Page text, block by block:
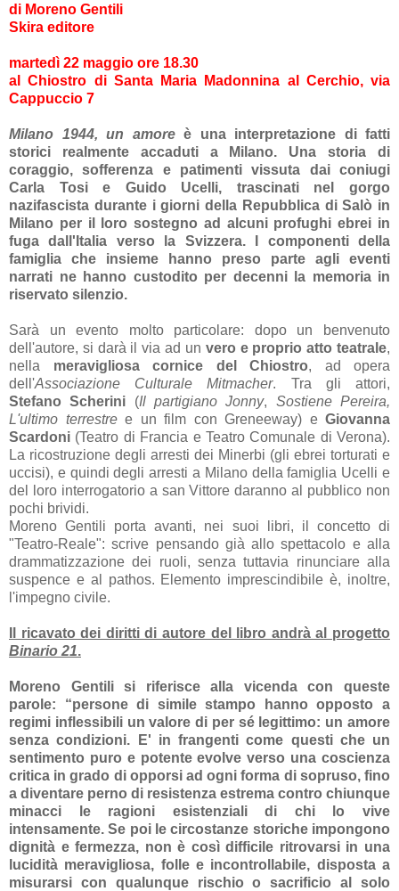
di Moreno Gentili
Skira editore
martedì 22 maggio ore 18.30
al Chiostro di Santa Maria Madonnina al Cerchio, via
Cappuccio 7
Milano 1944, un amoreè una interpretazione di fatti
storici realmente accaduti a Milano. Una storia di
coraggio, sofferenza e patimenti vissuta dai coniugi
Carla Tosi e Guido Ucelli, trascinati nelgorgo
nazifascista durante i giorni della Repubblica di Salò in
Milano per il loro sostegno ad alcuni profughi ebrei in
fuga dall'Italia verso la Svizzera. I componenti della
famiglia che insieme hanno preso parte agli eventi
narrati ne hanno custodito per decenni la memoria in
riservato silenzio.
Sarà un evento molto particolare: dopo un benvenuto
dell'autore, si darà il via ad un vero e proprio atto teatrale,
nella meravigliosa cornice del Chiostro, ad opera
dell'Associazione Culturale Mitmacher. Tra gli attori,
Stefano Scherini (Il partigiano Jonny, Sostiene Pereira,
L'ultimo terrestree un film con Greneeway) e Giovanna
Scardoni (Teatro di Francia e Teatro Comunale di Verona).
La ricostruzione degli arresti dei Minerbi (gli ebrei torturati e
uccisi), e quindi degli arresti a Milano della famiglia Ucelli e
del loro interrogatorio a san Vittore daranno al pubblico non
pochi brividi.
Moreno Gentili porta avanti, nei suoi libri, il concetto di
"Teatro-Reale": scrive pensando già allo spettacolo e alla
drammatizzazione dei ruoli, senza tuttavia rinunciare alla
suspence e al pathos. Elemento imprescindibile è, inoltre,
l'impegno civile.
Il ricavato dei diritti di autore del libro andrà al progetto
Binario 21.
Moreno Gentilisi riferisce alla vicenda con queste
parole: “persone di simile stampo hanno opposto a
regimi inflessibili un valore di per sé legittimo: un amore
senza condizioni. E' in frangenti come questi che un
sentimento puro e potente evolve verso una coscienza
critica in grado di opporsi ad ogni forma di sopruso, fino
a diventare perno di resistenza estrema contro chiunque
minacci le ragioni esistenziali di chi lo vive
intensamente. Se poi le circostanze storiche impongono
dignità e fermezza, non è così difficile ritrovarsi in una
lucidità meravigliosa, folle e incontrollabile, disposta a
misurarsi con qualunque rischio o sacrificio al solo